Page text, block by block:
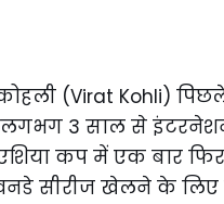
कोहली (Virat Kohli)
लगभग 3 साल से
कप में एक बार
सीरीज खेलने के लिए